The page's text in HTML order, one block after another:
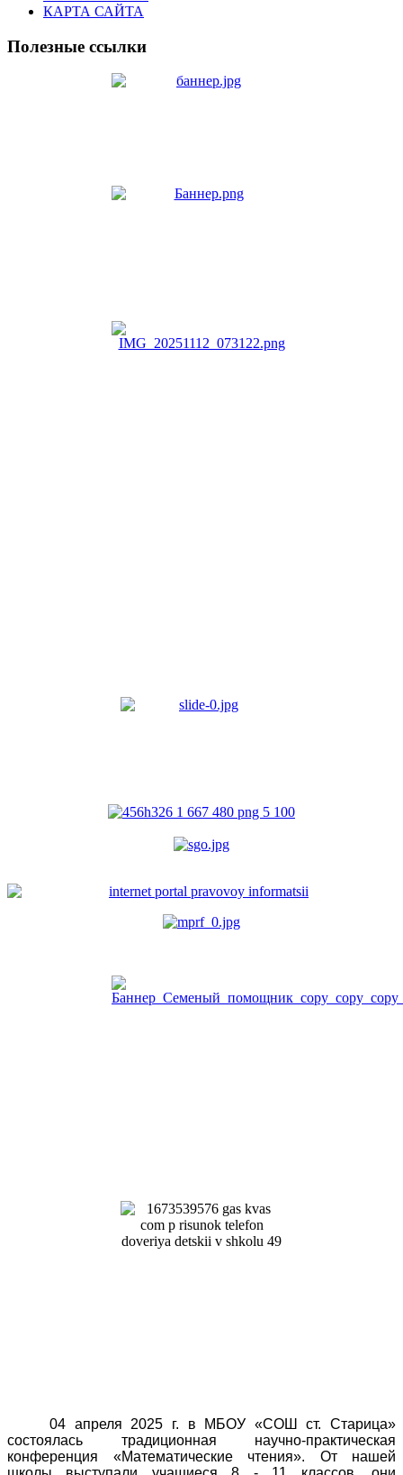
КАРТА САЙТА
Полезные ссылки
04 апреля 2025 г. в МБОУ «СОШ ст. Старица»
состоялась традиционная научно-практическая
конференция «Математические чтения». От нашей